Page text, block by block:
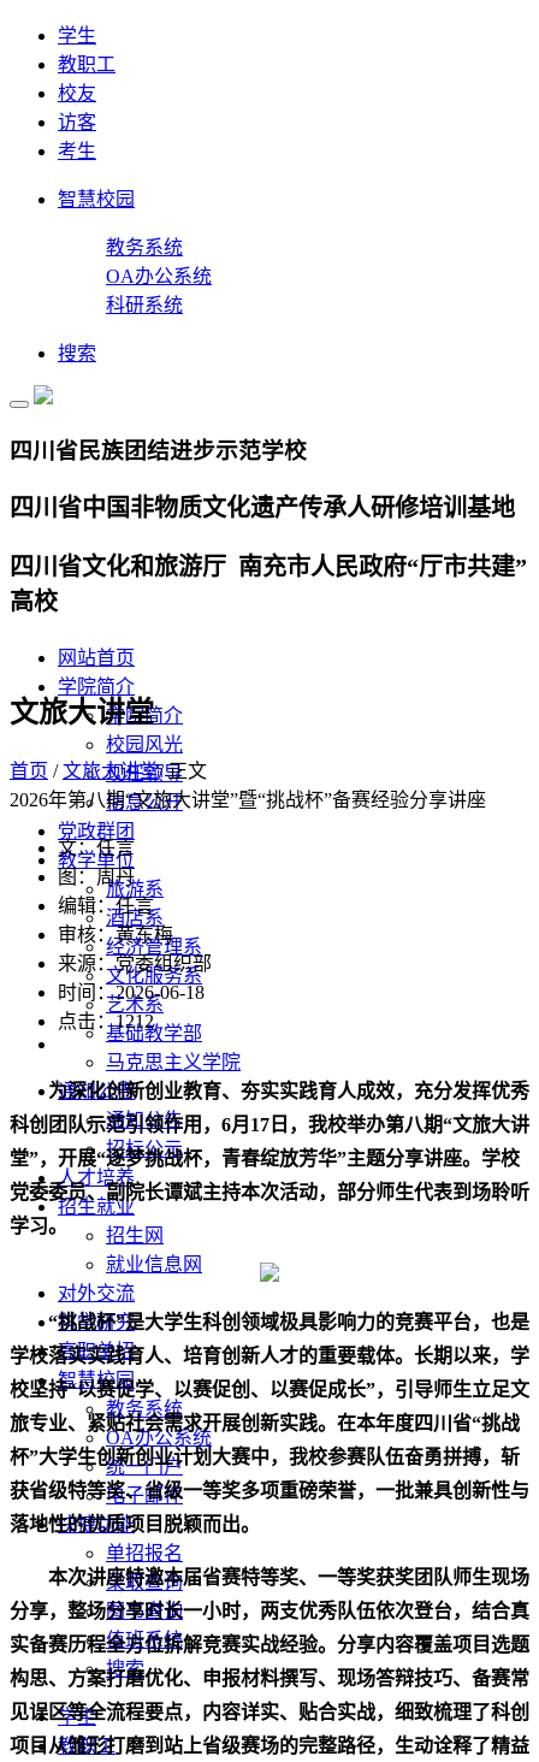
学生
教职工
校友
访客
考生
智慧校园
教务系统
OA办公系统
科研系统
搜索
四川省民族团结进步示范学校
四川省中国非物质文化遗产传承人研修培训基地
四川省文化和旅游厅 南充市人民政府“厅市共建”
高校
网站首页
学院简介
学院简介
校园风光
现任领导
信息公开
党政群团
教学单位
旅游系
酒店系
经济管理系
文化服务系
艺术系
基础教学部
马克思主义学院
通知公告
通知公告
招标公示
人才培养
招生就业
招生网
就业信息网
对外交流
科学研究
高职单招
智慧校园
教务系统
OA办公系统
统一门户
电子邮件
快捷功能
单招报名
录取查询
图书查询
值班系统
搜索
学生
教职工
文旅大讲堂
首页 /文旅大讲堂/ 正文
2026年第八期“文旅大讲堂”暨“挑战杯”备赛经验分享讲座
文：任言
图：周丹
编辑：任言
审核：黄东梅
来源：党委组织部
时间：2026-06-18
点击：1212
为深化创新创业教育、夯实实践育人成效，充分发挥优秀
科创团队示范引领作用，6月17日，我校举办第八期“文旅大讲
堂”，开展“逐梦挑战杯，青春绽放芳华”主题分享讲座。学校
党委委员、副院长谭斌主持本次活动， 部分师生代表到场聆听
学习。
“挑战杯”是大学生科创领域极具影响力的竞赛平台，也是
学校落实实践育人、培育创新人才的重要载体。长期以来，学
校坚持“以赛促学、以赛促创、以赛促成长”，引导师生立足文
旅专业、紧贴社会需求开展创新实践。在本年度四川省“挑战
杯”大学生创新创业计划大赛中，我校参赛队伍奋勇拼搏，斩
获省级特等奖、省级一等奖多项重磅荣誉，一批兼具创新性与
落地性的优质项目脱颖而出。
本次讲座特邀本届省赛特等奖、 一等奖获奖团队师生现场
分享，整场分享时长一小时，两支优秀队伍依次登台，结合真
实备赛历程全方位拆解竞赛实战经验。分享内容覆盖项目选题
构思、方案打磨优化、申报材料撰写、现场答辩技巧、备赛常
见误区等全流程要点，内容详实、贴合实战，细致梳理了科创
项目从雏形打磨到站上省级赛场的完整路径，生动诠释了精益